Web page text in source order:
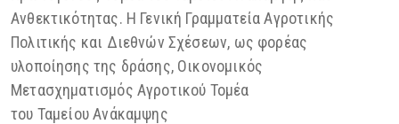
Ανθεκτικότητας. Η Γενική Γραμματεία Αγροτικής
Πολιτικής και Διεθνών Σχέσεων, ως φορέας
υλοποίησης της δράσης, Οικονομικός
Μετασχηματισμός Αγροτικού Τομέα
του Ταμείου Ανάκαμψης